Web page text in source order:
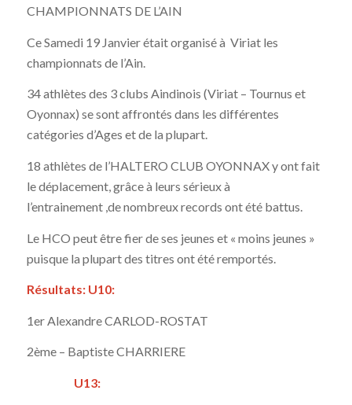
CHAMPIONNATS DE L’AIN
Ce Samedi 19 Janvier était organisé à Viriat les
championnats de l’Ain.
34 athlètes des 3 clubs Aindinois (Viriat – Tournus et
Oyonnax) se sont affrontés dans les différentes
catégories d’Ages et de la plupart.
18 athlètes de l’HALTERO CLUB OYONNAX y ont fait
le déplacement, grâce à leurs sérieux à
l’entrainement ,de nombreux records ont été battus.
Le HCO peut être fier de ses jeunes et « moins jeunes »
puisque la plupart des titres ont été remportés.
Résultats: U10:
1er Alexandre CARLOD-ROSTAT
2ème – Baptiste CHARRIERE
U13: